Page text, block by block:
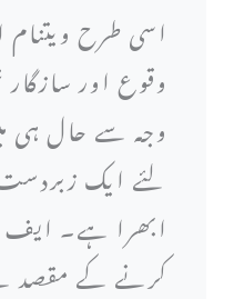
اسی طرح ویتنام
وقوع اور
وجہ سے حال ہی
لئے ایک
ابھرا ہے۔
کرنے کے مقصد